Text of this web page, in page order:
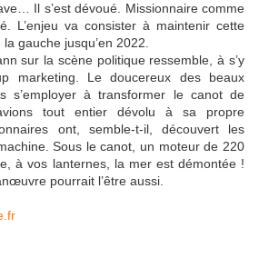
Il s’est dévoué. Missionnaire comme
L’enjeu va consister à maintenir cette
gauche jusqu’en 2022.
sur la scène politique ressemble, à s’y
marketing. Le doucereux des beaux
s’employer à transformer le canot de
tout entier dévolu à sa propre
ont, semble-t-il, découvert les
Sous le canot, un moteur de 220
à vos lanternes, la mer est démontée !
pourrait l’être aussi.